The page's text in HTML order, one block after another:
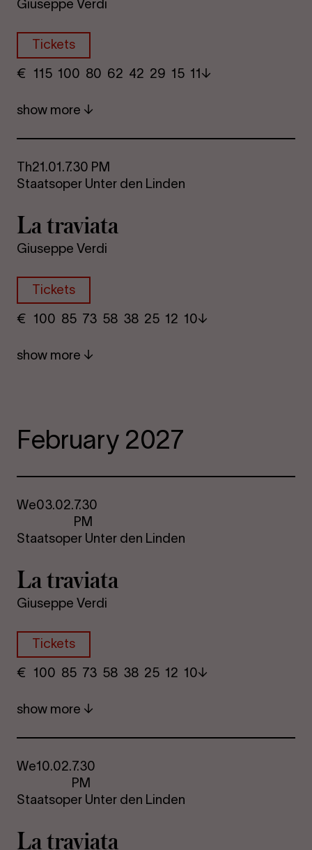
Giuseppe Verdi
Tickets
€ ​ 115 100 80​ 62 42 29​ 15 11
show more
Th21.01.7.30 PM
Staatsoper Unter den Linden
La travi­ata
Giuseppe Verdi
Tickets
€ ​ 100 85 73​ 58 38 25​ 12 10
show more
February 2027
We03.02.7.30
PM
Staatsoper Unter den Linden
La travi­ata
Giuseppe Verdi
Tickets
€ ​ 100 85 73​ 58 38 25​ 12 10
show more
We10.02.7.30
PM
Staatsoper Unter den Linden
La travi­ata